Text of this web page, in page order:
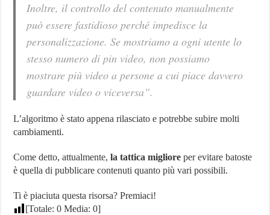
Inoltre, il controllo del contenuto manualmente
può essere fastidioso perché impedisce la
personalizzazione. Se mostriamo a ogni utente lo
stesso numero di pin video, non possiamo
mostrare più video a persone a cui piace davvero
guardare video o viceversa”.
L’algoritmo è stato appena rilasciato e potrebbe subire molti
cambiamenti.
Come detto, attualmente,la tattica migliore per evitare batoste
è quella di pubblicare contenuti quanto più vari possibili.
Ti è piaciuta questa risorsa? Premiaci!
[Totale:0 Media:0]